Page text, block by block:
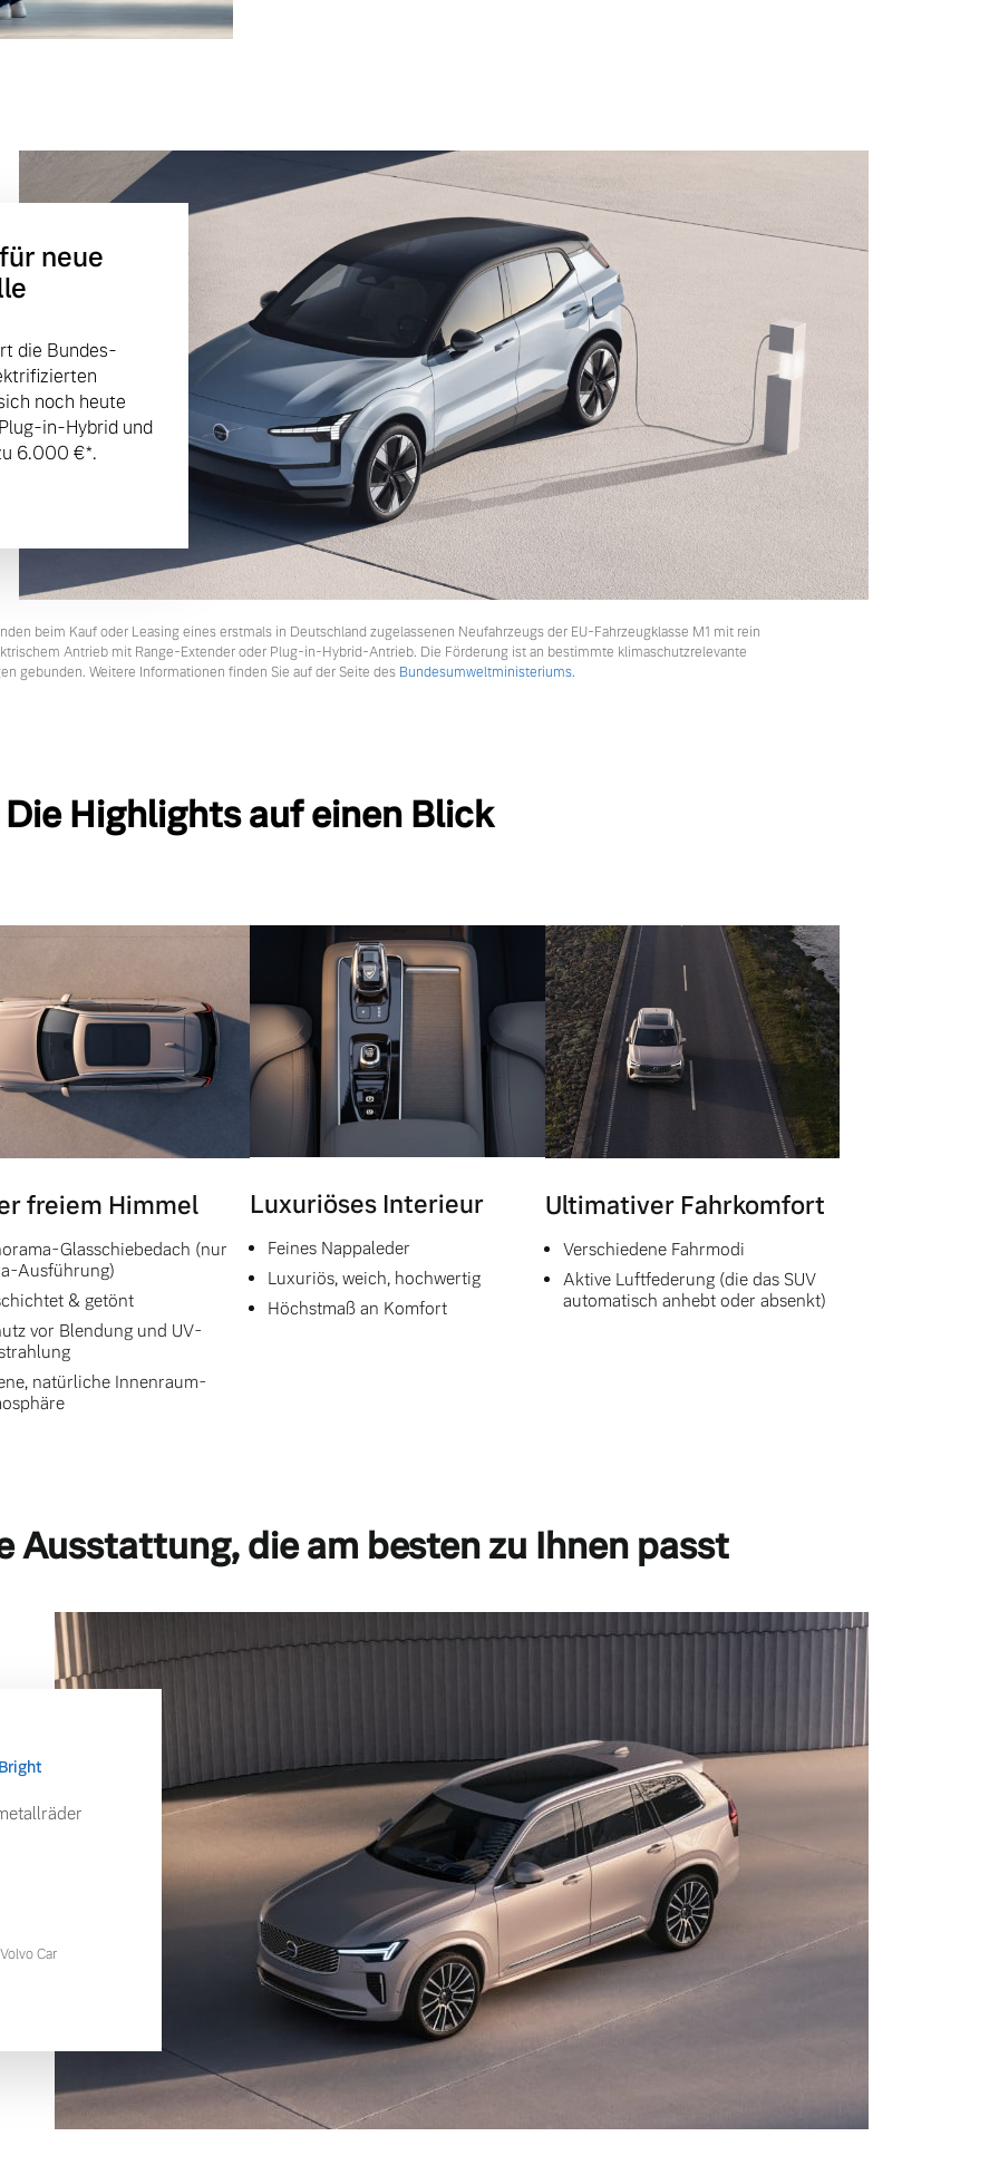
neue
die Bundes-
noch heute
in-Hybrid und
6.000 €⁠*.
beim Kauf oder Leasing eines erstmals in Deutschland zugelassenen Neufahrzeugs der EU-Fahrzeugklasse M1 mit rein
Antrieb mit Range-Extender oder Plug-in-Hybrid-Antrieb. Die Förderung ist an bestimmte klimaschutzrelevante
gebunden. Weitere Informationen finden Sie auf der Seite des Bundesumweltministeriums.
Die Highlights auf einen Blick
freiem Himmel
Glasschiebedach (nur
Ausführung)
& getönt
vor Blendung und UV-
natürliche Innenraum-
Luxuriöses Interieur
Feines Nappaleder
Luxuriös, weich, hochwertig
Höchstmaß an Komfort
Ultimativer Fahrkomfort
Verschiedene Fahrmodi
Aktive Luftfederung (die das SUV
automatisch anhebt oder absenkt)
Ausstattung, die am besten zu Ihnen passt
Car